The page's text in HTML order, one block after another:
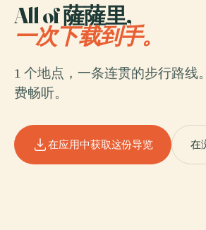
All of 薩薩里,
一次下载到手。
1 个地点，一条连贯的步行路线
费畅听。
在应用中获取这份导览 在